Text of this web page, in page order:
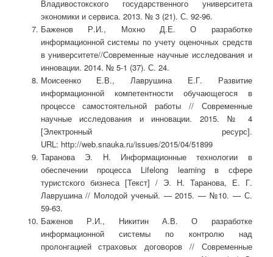
Владивостокского государственного университета
экономики и сервиса. 2013. № 3 (21). С. 92-96.
Баженов Р.И., Мохно Д.Е. О разработке
информационной системы по учету оценочных средств
в университете//Современные научные исследования и
инновации. 2014. № 5-1 (37). С. 24.
Моисеенко Е.В., Лаврушина Е.Г. Развитие
информационной компетентности обучающегося в
процессе самостоятельной работы // Современные
научные исследования и инновации. 2015. № 4
[Электронный ресурс].
URL: http://web.snauka.ru/issues/2015/04/51899
Таранова Э. Н. Информационные технологии в
обеспечении процесса Lifelong learning в сфере
туристского бизнеса [Текст] / Э. Н. Таранова, Е. Г.
Лаврушина // Молодой ученый. — 2015. — №10. — С.
59-63.
Баженов Р.И., Никитин А.В. О разработке
информационной системы по контролю над
пролонгацией страховых договоров // Современные